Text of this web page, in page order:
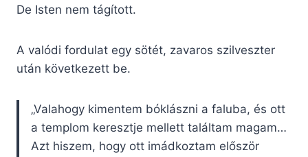
De Isten nem tágított.
A valódi fordulat egy sötét, zavaros szilveszter
után következett be.
„Valahogy kimentem bóklászni a faluba, és ott
a templom keresztje mellett találtam magam…
Azt hiszem, hogy ott imádkoztam először